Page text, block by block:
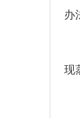
办
现